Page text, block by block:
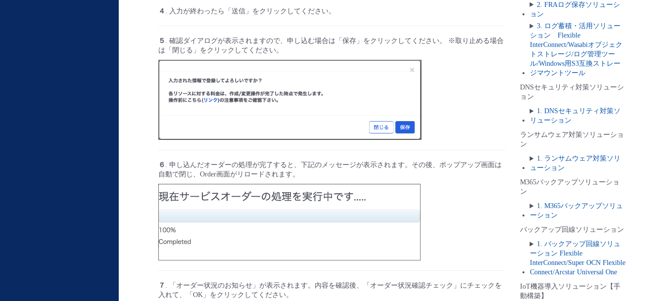
４ . 入力が終わったら「送信」をクリックしてください。
５
. 確認ダイアログが表示されますので、申し込む場合は「保存」をクリックしてください。 ※取り止める場合
は「閉じる」をクリックしてください。
６
. 申し込んだオーダーの処理が完了すると、下記のメッセージが表示されます。その後、ポップアップ画面は
自動で閉じ、Order画面がリロードされます。
７ . 「オーダー状況のお知らせ」が表示されます。内容を確認後、「オーダー状況確認チェック」にチェックを
入れて、「OK」をクリックしてください。
2. FRAログ保存ソリューシ
ョン
3. ログ蓄積・活用ソリュー
ション Flexible
InterConnect/Wasabiオブジェク
トストレージ/ログ管理ツー
ル/Windows用S3互換ストレー
ジマウントツール
DNSセキュリティ対策ソリューシ
ョン
1. DNSセキュリティ対策ソ
リューション
ランサムウェア対策ソリューショ
ン
1. ランサムウェア対策ソリ
ューション
M365バックアップソリューショ
ン
1. M365バックアップソリュ
ーション
バックアップ回線ソリューション
1. バックアップ回線ソリュ
ーション Flexible
InterConnect/Super OCN Flexible
Connect/Arcstar Universal One
IoT機器導入ソリューション【手
動構築】